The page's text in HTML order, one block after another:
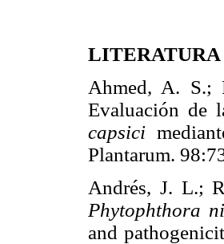
Ahmed, A. S.;
Evaluación de
capsici
Plantarum.
Andrés, J. L.;
Phytophthora
and